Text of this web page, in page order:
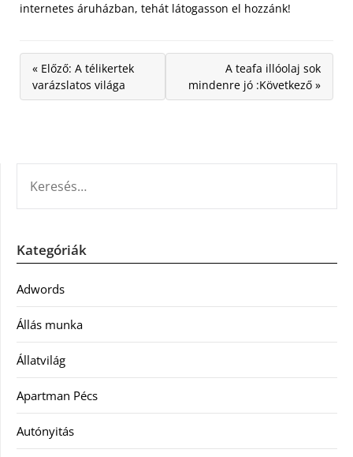
internetes áruházban, tehát látogasson el hozzánk!
« Előző: A télikertek
varázslatos világa
A teafa illóolaj sok
mindenre jó :Következő »
Kategóriák
Adwords
Állás munka
Állatvilág
Apartman Pécs
Autónyitás